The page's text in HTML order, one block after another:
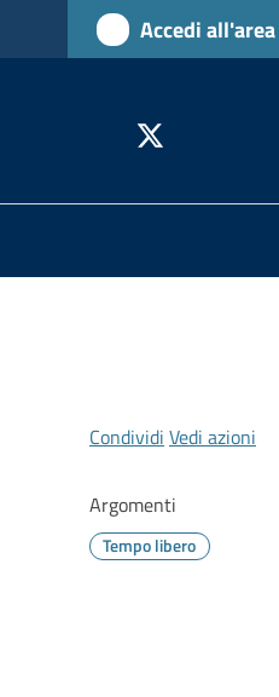
Accedi
Condividi Vedi azioni
Argomenti
Tempo libero